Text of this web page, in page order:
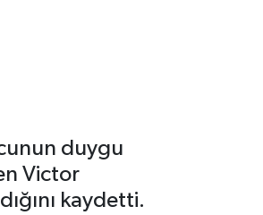
duygu
Victor
kaydetti.